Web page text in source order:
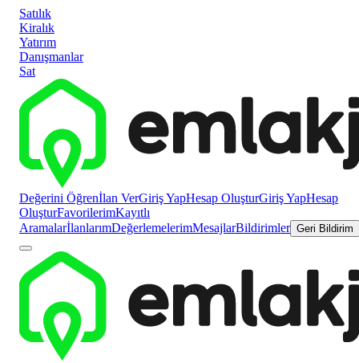
Satılık
Kiralık
Yatırım
Danışmanlar
Sat
Değerini Öğrenİlan VerGiriş YapHesap OluşturGiriş YapHesap
OluşturFavorilerimKayıtlı
AramalarİlanlarımDeğerlemelerimMesajlarBildirimler Geri Bildirim